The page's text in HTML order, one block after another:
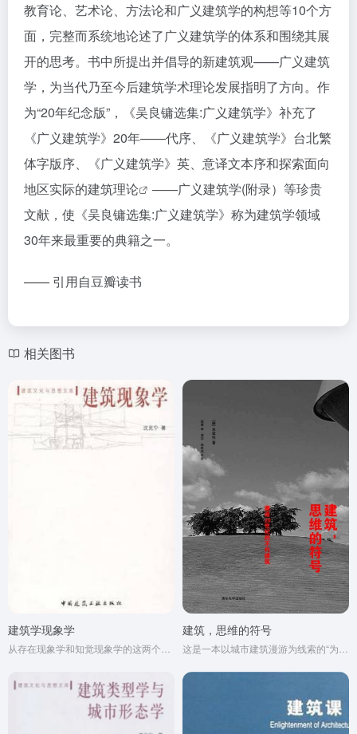
教育论、艺术论、方法论和广义建筑学的构想等10个方
面，完整而系统地论述了广义建筑学的体系和围绕其展
开的思考。书中所提出并倡导的新建筑观——广义建筑
学，为当代乃至今后建筑学术理论发展指明了方向。作
为“20年纪念版”，《吴良镛选集:广义建筑学》补充了
《广义建筑学》20年——代序、《广义建筑学》台北繁
体字版序、《广义建筑学》英、意译文本序和探索面向
地区实际的建筑理论
——广义建筑学(附录）等珍贵
文献，使《吴良镛选集:广义建筑学》称为建筑学领域
30年来最重要的典籍之一。
—— 引用自豆瓣读书
相关图书
建筑学现象学 建筑，思维的符号